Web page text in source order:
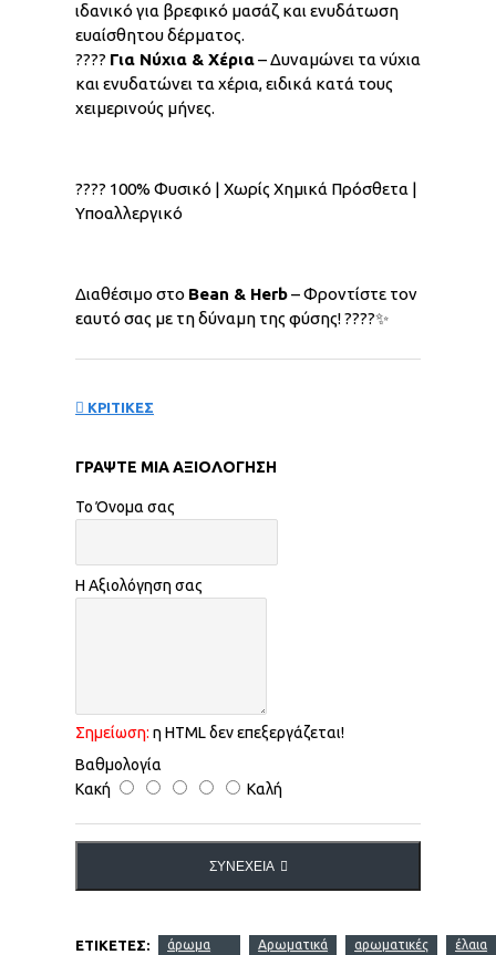
ιδανικό για βρεφικό μασάζ και ενυδάτωση
ευαίσθητου δέρματος.
???? Για Νύχια & Χέρια– Δυναμώνει τα νύχια
και ενυδατώνει τα χέρια, ειδικά κατά τους
χειμερινούς μήνες.
???? 100% Φυσικό | Χωρίς Χημικά Πρόσθετα |
Υποαλλεργικό
Διαθέσιμο στο Bean & Herb– Φροντίστε τον
εαυτό σας με τη δύναμη της φύσης! ????✨
ΚΡΙΤΙΚΕΣ
ΓΡΆΨΤΕ ΜΙΑ ΑΞΙΟΛΌΓΗΣΗ
Το Όνομα σας
Η Αξιολόγηση σας
Σημείωση: η HTML δεν επεξεργάζεται!
Βαθμολογία
Κακή
Καλή
ΣΥΝΈΧΕΙΑ
ΕΤΙΚΈΤΕΣ:
άρωμα
Αρωματικά
αρωματικές
έλαια